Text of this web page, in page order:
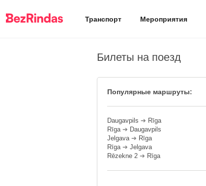
Транспорт Мероприятия
Билеты на поезд
Популярные маршруты:
Daugavpils ➔ Rīga
Rīga➔ Daugavpils
Jelgava➔ Rīga
Rīga➔ Jelgava
Rēzekne 2 ➔ Rīga